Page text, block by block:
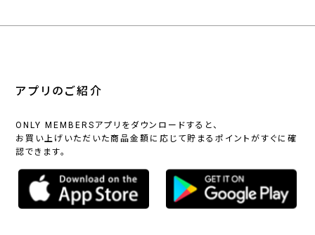
アプリのご紹介
ONLY MEMBERSアプリをダウンロードすると、
お買い上げいただいた商品金額に応じて貯まるポイントがすぐに確
認できます。